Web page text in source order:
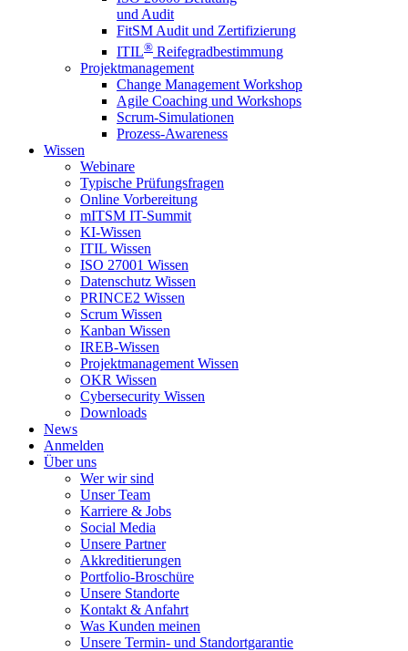
und Audit
FitSM Audit und Zertifizierung
ITIL® Reifegradbestimmung
Projektmanagement
Change Management Workshop
Agile Coaching und Workshops
Scrum-Simulationen
Prozess-Awareness
Wissen
Webinare
Typische Prüfungsfragen
Online Vorbereitung
mITSM IT-Summit
KI-Wissen
ITIL Wissen
ISO 27001 Wissen
Datenschutz Wissen
PRINCE2 Wissen
Scrum Wissen
Kanban Wissen
IREB-Wissen
Projektmanagement Wissen
OKR Wissen
Cybersecurity Wissen
Downloads
News
Anmelden
Über uns
Wer wir sind
Unser Team
Karriere & Jobs
Social Media
Unsere Partner
Akkreditierungen
Portfolio-Broschüre
Unsere Standorte
Kontakt & Anfahrt
Was Kunden meinen
Unsere Termin- und Standortgarantie